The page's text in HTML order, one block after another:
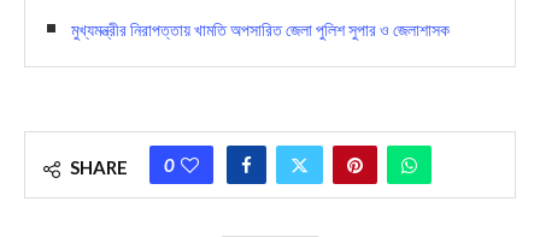
মুখ্যমন্ত্রীর নিরাপত্তায় খামতি অপসারিত জেলা পুলিশ সুপার ও জেলাশাসক
SHARE 0